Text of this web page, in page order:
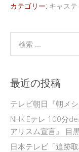
カテゴリー: キャス
最近の投稿
テレビ朝日『朝メ
NHK Eテレ 100分
アリスム宣言』 目
日本テレビ「追跡